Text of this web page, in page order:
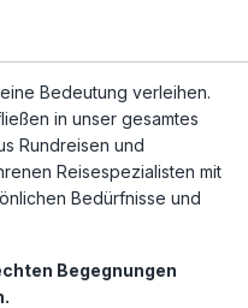
Bedeutung verleihen.
in unser gesamtes
Rundreisen und
Reisespezialisten mit
Bedürfnisse und
Begegnungen